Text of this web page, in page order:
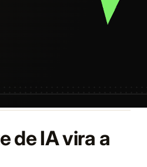
de IA vira a